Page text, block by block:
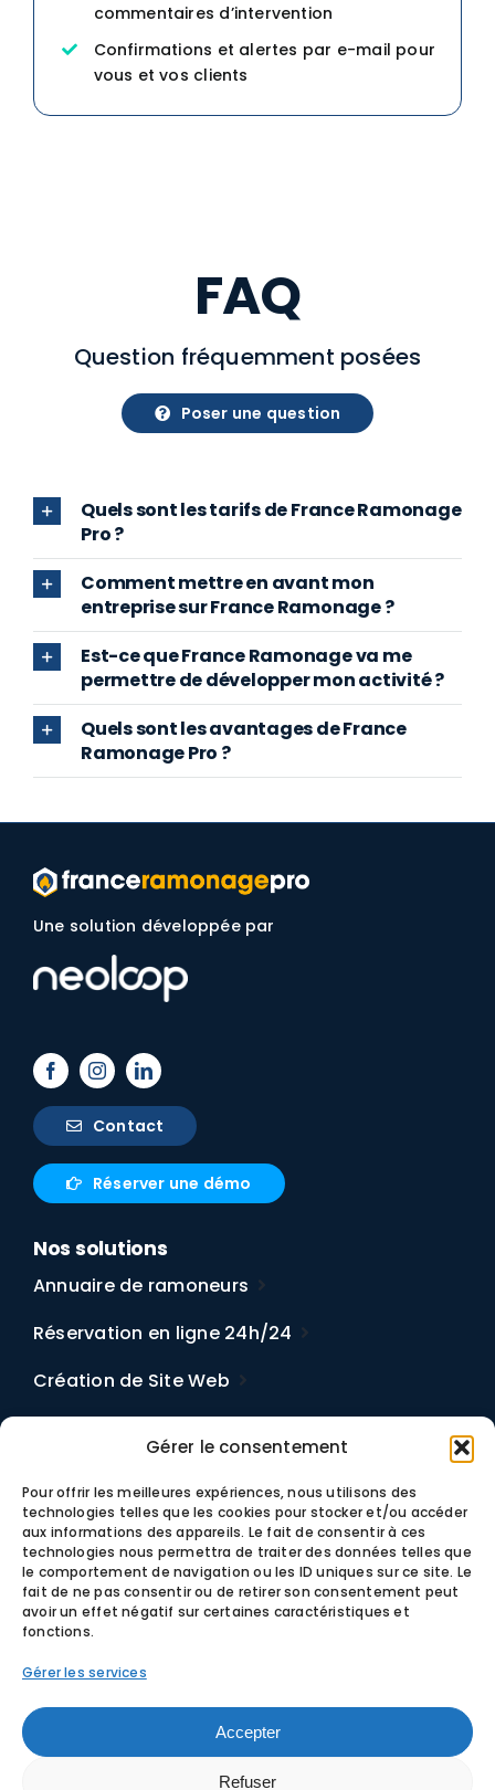
Gérer le consentement
Pour offrir les meilleures expériences, nous utilisons des
technologies telles que les cookies pour stocker et/ou accéder
aux informations des appareils. Le fait de consentir à ces
technologies nous permettra de traiter des données telles que
le comportement de navigation ou les ID uniques sur ce site. Le
fait de ne pas consentir ou de retirer son consentement peut
avoir un effet négatif sur certaines caractéristiques et
fonctions.
Gérer les services
Accepter
Refuser
commentaires d’intervention
Confirmations et alertes par e-mail pour
vous et vos clients
FAQ
Question fréquemment posées
Poser une question
Quels sont les tarifs de France Ramonage
Pro ?
Comment mettre en avant mon
entreprise sur France Ramonage ?
Est-ce que France Ramonage va me
permettre de développer mon activité ?
Quels sont les avantages de France
Ramonage Pro ?
Une solution développée par
Contact
Réserver une démo
Nos solutions
Annuaire de ramoneurs
Réservation en ligne 24h/24
Création de Site Web
Application Manager
Connexion à mon compte
S’enregistrer
Centre d’aide
CGU–Confidentialité